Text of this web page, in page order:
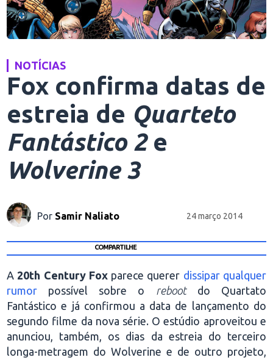
NOTÍCIAS
Fox confirma datas de
estreia de Quarteto
Fantástico 2e
Wolverine 3
Por Samir Naliato 24 março 2014
COMPARTILHE
A 20th Century Foxparece querer dissipar qualquer
rumor possível sobre o rebootdo Quartato
Fantástico e já confirmou a data de lançamento do
segundo filme da nova série. O estúdio aproveitou e
anunciou, também, os dias da estreia do terceiro
longa-metragem do Wolverine e de outro projeto,